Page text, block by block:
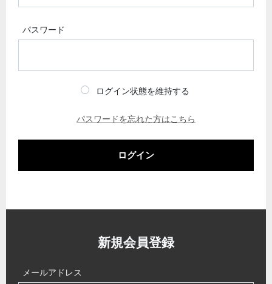
パスワード
ログイン状態を維持する
パスワードを忘れた方はこちら
ログイン
新規会員登録
メールアドレス